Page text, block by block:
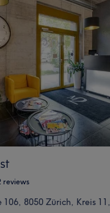
reviews
106, 8050 Zürich, Kreis 11,